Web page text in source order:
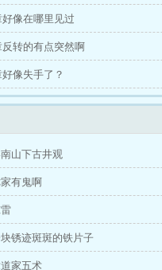
像在哪里见过
反转的有点突然啊
像失手了？
山下古井观
有鬼啊
锈迹斑斑的铁片子
家五术